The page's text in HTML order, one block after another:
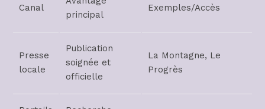
Canal
principal
Exemples/Accès
Presse
locale
Publication
soignée et
officielle
La Montagne, Le
Progrès